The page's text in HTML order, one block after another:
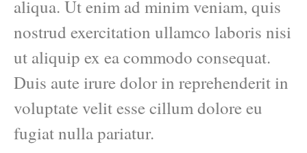
aliqua. Ut enim ad minim veniam, quis
nostrud exercitation ullamco laboris nisi
ut aliquip ex ea commodo consequat.
Duis aute irure dolor in reprehenderit in
voluptate velit esse cillum dolore eu
fugiat nulla pariatur.